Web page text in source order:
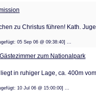
zu Christus führen! Kath.
05 Sep 06 @ 09:38:40] ...
zum Nationalpark
in ruhiger Lage, ca. 400m
10 Jul 06 @ 15:00:00] ...